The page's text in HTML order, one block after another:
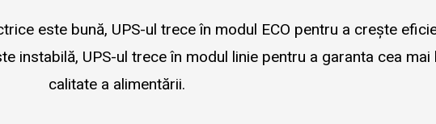
este bună, UPS-ul trece în modul ECO pentru a crește
instabilă, UPS-ul trece în modul linie pentru a garanta cea mai
calitate a alimentării.